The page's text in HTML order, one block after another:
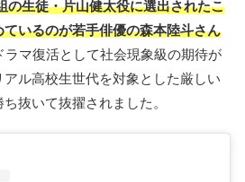
の生徒・片山健太役に選出されたこ
いるのが若手俳優の森本陸斗さん
ラマ復活として社会現象級の期待が
ル高校生世代を対象とした厳しい
抜いて抜擢されました。